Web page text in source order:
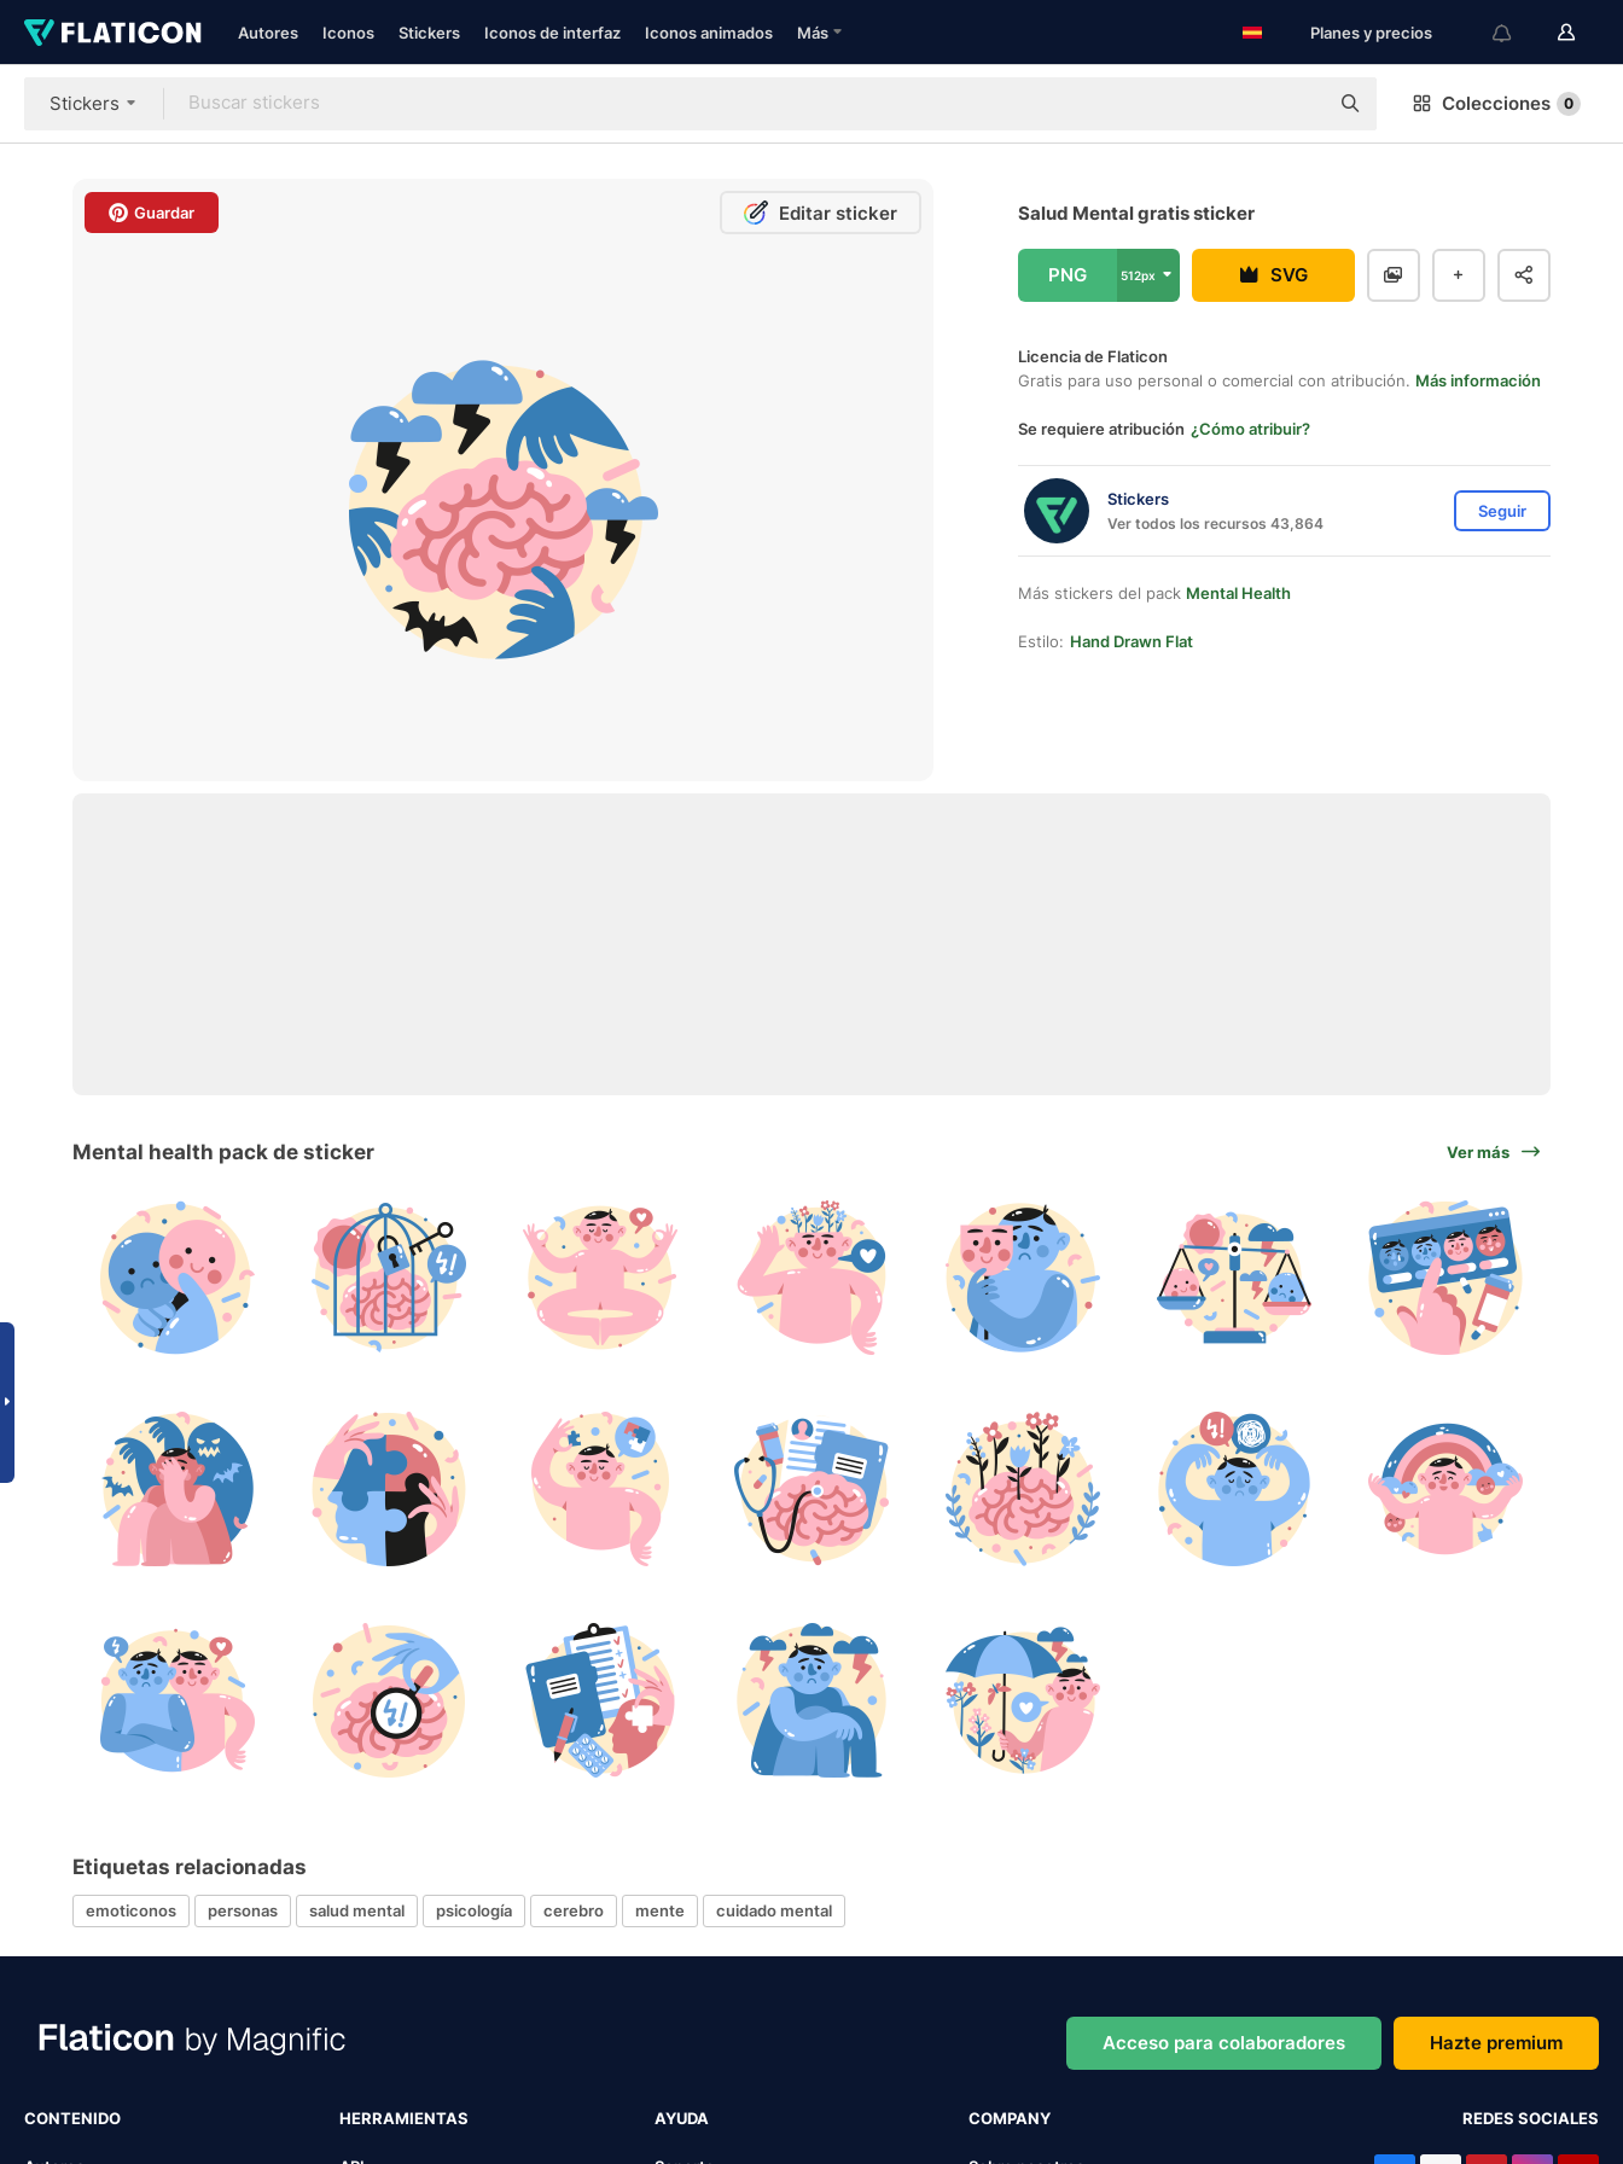
Autores Iconos Stickers Iconos de interfaz Iconos animados Más Planes y precios
Stickers Colecciones 0
Guardar Editar sticker Salud Mental gratis sticker
PNG 512px SVG
Licencia de Flaticon
Gratis para uso personal o comercial con atribución. Más información
Se requiere atribución ¿Cómo atribuir?
Stickers
Ver todos los recursos 43,864
Seguir
Más stickers del pack Mental Health
Estilo: Hand Drawn Flat
Mental health pack de sticker Ver más
Etiquetas relacionadas
emoticonos personas salud mental psicología cerebro mente cuidado mental
Acceso para colaboradores Hazte premium
CONTENIDO HERRAMIENTAS AYUDA COMPANY REDES SOCIALES